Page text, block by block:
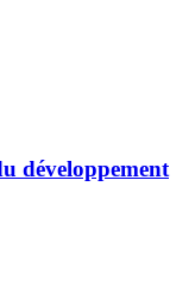
développement